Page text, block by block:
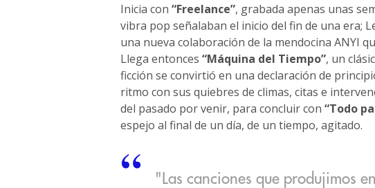
Inicia con “Freelance”, grabada apenas unas
vibra pop señalaban el inicio del fin de una era;
una nueva colaboración de la mendocina ANYI
Llega entonces “Máquina del Tiempo”, un
ficción se convirtió en una declaración de
ritmo con sus quiebres de climas, citas e
del pasado por venir, para concluir con “Todo
espejo al final de un día, de un tiempo, agitado.
"Las canciones que produjimos